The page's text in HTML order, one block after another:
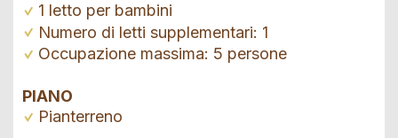
1 letto per bambini
Numero di letti supplementari: 1
Occupazione massima: 5 persone
PIANO
Pianterreno